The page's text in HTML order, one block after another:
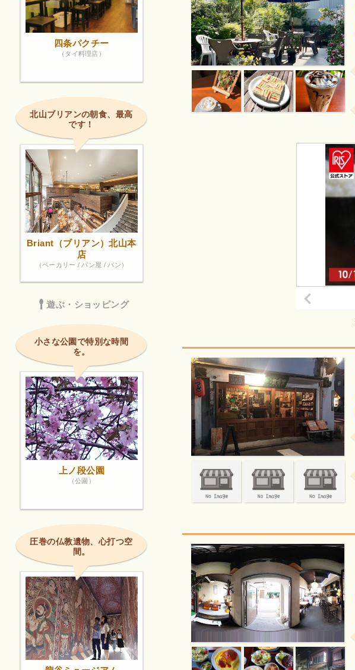
四条パクチー
（タイ料理店）
北山ブリアンの朝食、最高
です！
Briant（ブリアン）北山本
店
（ベーカリー / パン屋 / パン）
遊ぶ・ショッピング
小さな公園で特別な時間
を。
上ノ段公園
（公園）
圧巻の仏教遺物、心打つ空
間。